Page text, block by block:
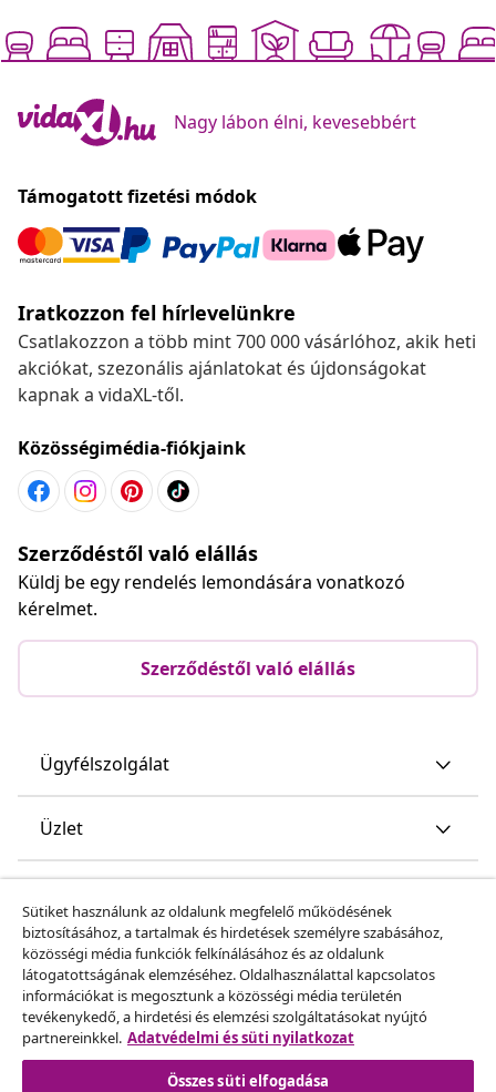
Nagy lábon élni, kevesebbért
Támogatott fizetési módok
Iratkozzon fel hírlevelünkre
Csatlakozzon a több mint 700 000 vásárlóhoz, akik heti
akciókat, szezonális ajánlatokat és újdonságokat
kapnak a vidaXL-től.
Közösségimédia-fiókjaink
Szerződéstől való elállás
Küldj be egy rendelés lemondására vonatkozó
kérelmet.
Szerződéstől való elállás
Ügyfélszolgálat
Üzlet
Fedezz fel többet
Sütiket használunk az oldalunk megfelelő működésének
biztosításához, a tartalmak és hirdetések személyre szabásához,
közösségi média funkciók felkínálásához és az oldalunk
látogatottságának elemzéséhez. Oldalhasználattal kapcsolatos
információkat is megosztunk a közösségi média területén
tevékenykedő, a hirdetési és elemzési szolgáltatásokat nyújtó
partnereinkkel. Adatvédelmi és süti nyilatkozat
Összes süti elfogadása